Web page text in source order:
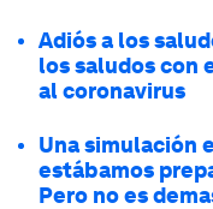
Adiós a los
los saludos con
al coronavirus
Una simulación
estábamos
Pero no es